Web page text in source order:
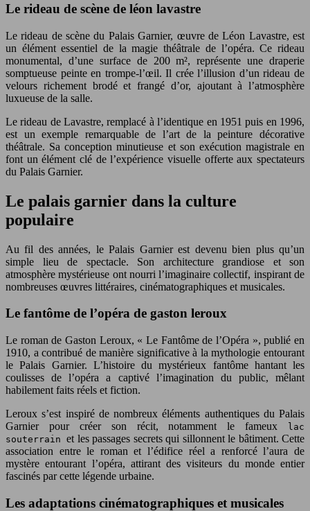
Le rideau de scène de léon lavastre
Le rideau de scène du Palais Garnier, œuvre de Léon Lavastre, est
un élément essentiel de la magie théâtrale de l’opéra. Ce rideau
monumental, d’une surface de 200 m², représente une draperie
somptueuse peinte en trompe-l’œil. Il crée l’illusion d’un rideau de
velours richement brodé et frangé d’or, ajoutant à l’atmosphère
luxueuse de la salle.
Le rideau de Lavastre, remplacé à l’identique en 1951 puis en 1996,
est un exemple remarquable de l’art de la peinture décorative
théâtrale. Sa conception minutieuse et son exécution magistrale en
font un élément clé de l’expérience visuelle offerte aux spectateurs
du Palais Garnier.
Le palais garnier dans la culture
populaire
Au fil des années, le Palais Garnier est devenu bien plus qu’un
simple lieu de spectacle. Son architecture grandiose et son
atmosphère mystérieuse ont nourri l’imaginaire collectif, inspirant de
nombreuses œuvres littéraires, cinématographiques et musicales.
Le fantôme de l’opéra de gaston leroux
Le roman de Gaston Leroux, « Le Fantôme de l’Opéra », publié en
1910, a contribué de manière significative à la mythologie entourant
le Palais Garnier. L’histoire du mystérieux fantôme hantant les
coulisses de l’opéra a captivé l’imagination du public, mêlant
habilement faits réels et fiction.
Leroux s’est inspiré de nombreux éléments authentiques du Palais
Garnier pour créer son récit, notamment le fameux
lac
souterrainet les passages secrets qui sillonnent le bâtiment. Cette
association entre le roman et l’édifice réel a renforcé l’aura de
mystère entourant l’opéra, attirant des visiteurs du monde entier
fascinés par cette légende urbaine.
Les adaptations cinématographiques et musicales